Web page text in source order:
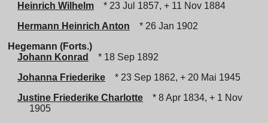
Heinrich Wilhelm
* 23 Jul 1857, + 11 Nov 1884
Hermann Heinrich Anton
* 26 Jan 1902
Hegemann (Forts.)
Johann Konrad
* 18 Sep 1892
Johanna Friederike
* 23 Sep 1862, + 20 Mai 1945
Justine Friederike Charlotte
* 8 Apr 1834, + 1 Nov
1905